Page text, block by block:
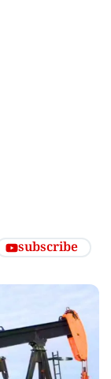
subscribe